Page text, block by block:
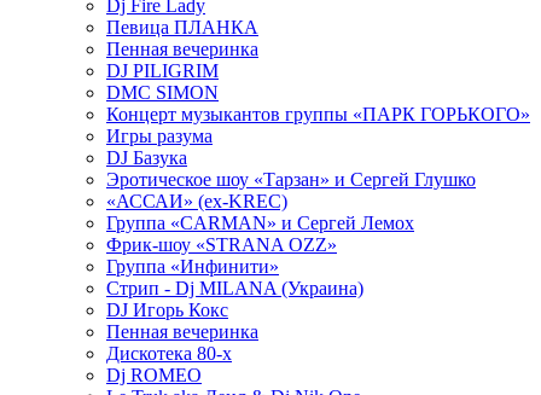
Dj Fire Lady
Певица ПЛАНКА
Пенная вечеринка
DJ PILIGRIM
DMC SIMON
Концерт музыкантов группы «ПАРК ГОРЬКОГО»
Игры разума
DJ Базука
Эротическое шоу «Тарзан» и Сергей Глушко
«АССАИ» (ex-KREC)
Группа «CARMAN» и Сергей Лемох
Фрик-шоу «STRANA OZZ»
Группа «Инфинити»
Стрип - Dj MILANA (Украина)
DJ Игорь Кокс
Пенная вечеринка
Дискотека 80-х
Dj ROMEO